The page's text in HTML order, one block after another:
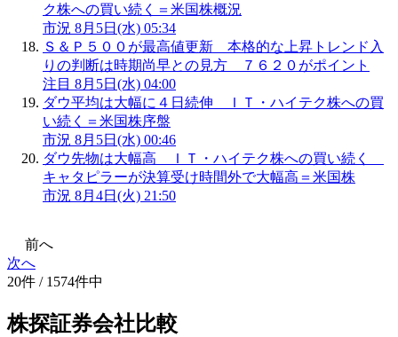
ク株への買い続く＝米国株概況
市況 8月5日(水) 05:34
Ｓ＆Ｐ５００が最高値更新 本格的な上昇トレンド入
りの判断は時期尚早との見方 ７６２０がポイント
注目 8月5日(水) 04:00
ダウ平均は大幅に４日続伸 ＩＴ・ハイテク株への買
い続く＝米国株序盤
市況 8月5日(水) 00:46
ダウ先物は大幅高 ＩＴ・ハイテク株への買い続く
キャタピラーが決算受け時間外で大幅高＝米国株
市況 8月4日(火) 21:50
前へ
次へ
20件 / 1574件中
株探証券会社比較